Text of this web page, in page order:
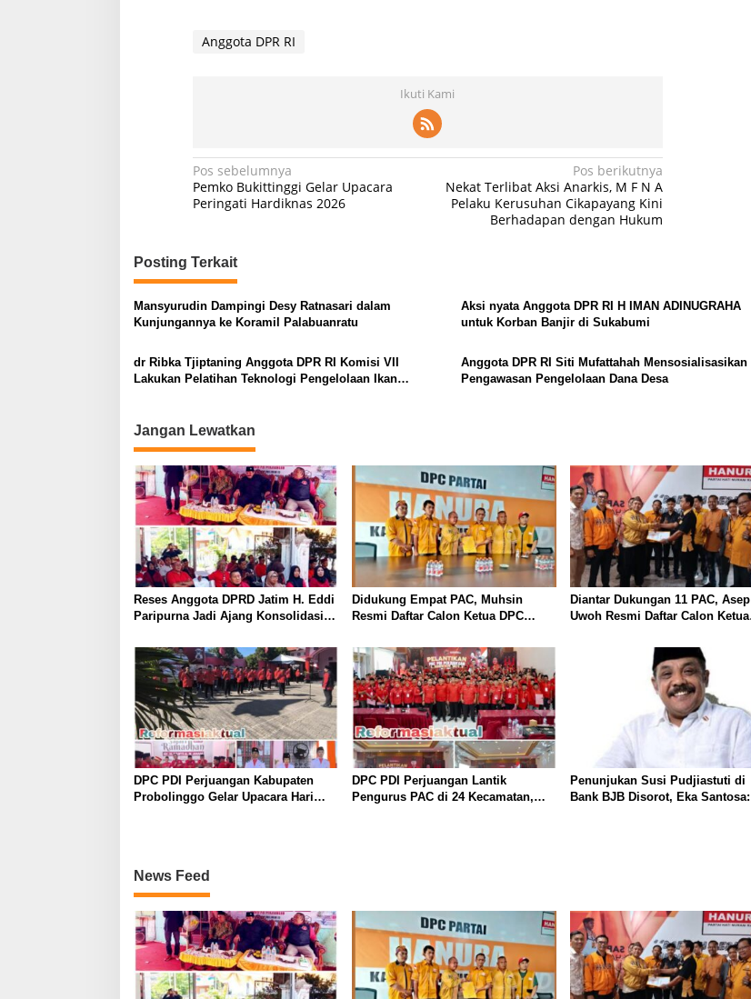
Anggota DPR RI
Ikuti Kami
Navigasi
pos
Pos sebelumnya
Pemko Bukittinggi Gelar Upacara
Peringati Hardiknas 2026
Pos berikutnya
Nekat Terlibat Aksi Anarkis, M F N A
Pelaku Kerusuhan Cikapayang Kini
Berhadapan dengan Hukum
Posting Terkait
Mansyurudin Dampingi Desy Ratnasari dalam
Kunjungannya ke Koramil Palabuanratu
Aksi nyata Anggota DPR RI H IMAN ADINUGRAHA
untuk Korban Banjir di Sukabumi
dr Ribka Tjiptaning Anggota DPR RI Komisi VII
Lakukan Pelatihan Teknologi Pengelolaan Ikan
Anggota DPR RI Siti Mufattahah Mensosialisasikan
Pengawasan Pengelolaan Dana Desa
Jangan Lewatkan
Reses Anggota DPRD Jatim H. Eddi
Paripurna Jadi Ajang Konsolidasi
Didukung Empat PAC, Muhsin
Resmi Daftar Calon Ketua DPC
Diantar Dukungan 11 PAC, Asep
Uwoh Resmi Daftar Calon Ketua
DPC PDI Perjuangan Kabupaten
Probolinggo Gelar Upacara Hari
DPC PDI Perjuangan Lantik
Pengurus PAC di 24 Kecamatan,
Penunjukan Susi Pudjiastuti di
Bank BJB Disorot, Eka Santosa:
News Feed